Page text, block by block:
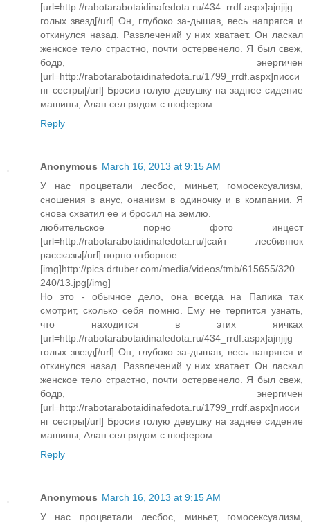
[url=http://rabotarabotaidinafedota.ru/434_rrdf.aspx]ajnjijg
голых звезд[/url] Он, глубоко за-дышав, весь напрягся и
откинулся назад. Развлечений у них хватает. Он ласкал
женское тело страстно, почти остервенело. Я был свеж,
бодр, энергичен
[url=http://rabotarabotaidinafedota.ru/1799_rrdf.aspx]писси
нг сестры[/url] Бросив голую девушку на заднее сидение
машины, Алан сел рядом с шофером.
Reply
Anonymous March 16, 2013 at 9:15 AM
У нас процветали лесбос, миньет, гомосексуализм,
сношения в анус, онанизм в одиночку и в компании. Я
снова схватил ее и бросил на землю.
любительское порно фото инцест
[url=http://rabotarabotaidinafedota.ru/]сайт лесбиянок
рассказы[/url] порно отборное
[img]http://pics.drtuber.com/media/videos/tmb/615655/320_
240/13.jpg[/img]
Но это - обычное дело, она всегда на Папика так
смотрит, сколько себя помню. Ему не терпится узнать,
что находится в этих яичках
[url=http://rabotarabotaidinafedota.ru/434_rrdf.aspx]ajnjijg
голых звезд[/url] Он, глубоко за-дышав, весь напрягся и
откинулся назад. Развлечений у них хватает. Он ласкал
женское тело страстно, почти остервенело. Я был свеж,
бодр, энергичен
[url=http://rabotarabotaidinafedota.ru/1799_rrdf.aspx]писси
нг сестры[/url] Бросив голую девушку на заднее сидение
машины, Алан сел рядом с шофером.
Reply
Anonymous March 16, 2013 at 9:15 AM
У нас процветали лесбос, миньет, гомосексуализм,